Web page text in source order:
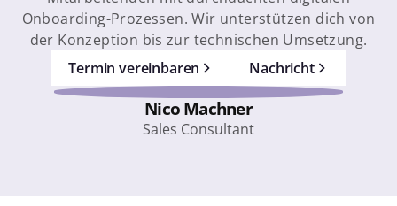
Onboarding-Prozessen. Wir unterstützen dich von
der Konzeption bis zur technischen Umsetzung.
Termin vereinbaren
Nachricht
Nico Machner
Sales Consultant